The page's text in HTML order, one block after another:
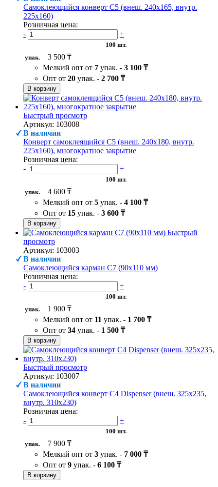
Самоклеющийся конверт С5 (внеш. 240х165, внутр.
225х160)
Розничная цена:
-
+
100 шт.
упак.
3 500 ₸
Мелкий опт от 7 упак. - 3 100 ₸
Опт от 20 упак. - 2 700 ₸
В корзину
Быстрый просмотр
Артикул: 103008
В наличии
Конверт самоклеящийся С5 (внеш. 240х180, внутр.
225х160), многократное закрытие
Розничная цена:
-
+
100 шт.
упак.
4 600 ₸
Мелкий опт от 5 упак. - 4 100 ₸
Опт от 15 упак. - 3 600 ₸
В корзину
Быстрый
просмотр
Артикул: 103003
В наличии
Самоклеющийся карман C7 (90х110 мм)
Розничная цена:
-
+
100 шт.
упак.
1 900 ₸
Мелкий опт от 11 упак. - 1 700 ₸
Опт от 34 упак. - 1 500 ₸
В корзину
Быстрый просмотр
Артикул: 103007
В наличии
Самоклеющийся конверт С4 Dispenser (внеш. 325х235,
внутр. 310х230)
Розничная цена:
-
+
100 шт.
упак.
7 900 ₸
Мелкий опт от 3 упак. - 7 000 ₸
Опт от 9 упак. - 6 100 ₸
В корзину